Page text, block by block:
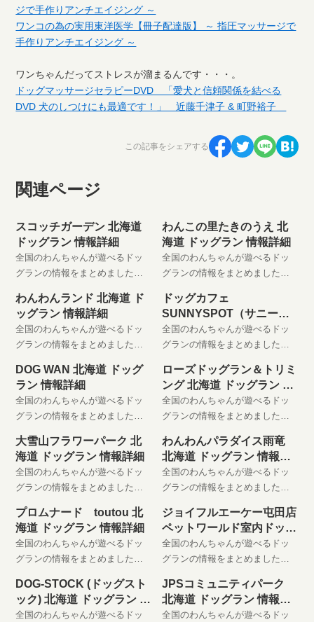
ジで手作りアンチエイジング ～
ワンコの為の実用東洋医学【冊子配達版】 ～ 指圧マッサージで
手作りアンチエイジング ～
ワンちゃんだってストレスが溜まるんです・・・。
ドッグマッサージセラピーDVD 「愛犬と信頼関係を結べる
DVD 犬のしつけにも最適です！」 近藤千津子 & 町野裕子
この記事をシェアする
関連ページ
スコッチガーデン 北海道
ドッグラン 情報詳細
全国のわんちゃんが遊べるドッ
グランの情報をまとめました。
ごしください。 是非、お気に入
りに登録してください。
わんこの里たきのうえ 北
海道 ドッグラン 情報詳細
全国のわんちゃんが遊べるドッ
グランの情報をまとめました。
ごしください。 是非、お気に入
りに登録してください。
わんわんランド 北海道 ド
ッグラン 情報詳細
全国のわんちゃんが遊べるドッ
グランの情報をまとめました。
ごしください。 是非、お気に入
りに登録してください。
ドッグカフェ
SUNNYSPOT（サニース
ポット） 北海道 ドッグラ
ン 情報詳細
全国のわんちゃんが遊べるドッ
グランの情報をまとめました。
ごしください。 是非、お気に入
りに登録してください。
DOG WAN 北海道 ドッグ
ラン 情報詳細
全国のわんちゃんが遊べるドッ
グランの情報をまとめました。
ごしください。 是非、お気に入
りに登録してください。
ローズドッグラン＆トリミ
ング 北海道 ドッグラン 情
報詳細
全国のわんちゃんが遊べるドッ
グランの情報をまとめました。
ごしください。 是非、お気に入
りに登録してください。
大雪山フラワーパーク 北
海道 ドッグラン 情報詳細
全国のわんちゃんが遊べるドッ
グランの情報をまとめました。
ごしください。 是非、お気に入
りに登録してください。
わんわんパラダイス雨竜
北海道 ドッグラン 情報詳
細
全国のわんちゃんが遊べるドッ
グランの情報をまとめました。
ごしください。 是非、お気に入
りに登録してください。
プロムナード toutou 北
海道 ドッグラン 情報詳細
全国のわんちゃんが遊べるドッ
グランの情報をまとめました。
ごしください。 是非、お気に入
りに登録してください。
ジョイフルエーケー屯田店
ペットワールド室内ドッグ
ラン
全国のわんちゃんが遊べるドッ
グランの情報をまとめました。
ごしください。 是非、お気に入
りに登録してください。
DOG-STOCK (ドッグスト
ック) 北海道 ドッグラン 情
報詳細
全国のわんちゃんが遊べるドッ
JPSコミュニティパーク
北海道 ドッグラン 情報詳
細
全国のわんちゃんが遊べるドッ